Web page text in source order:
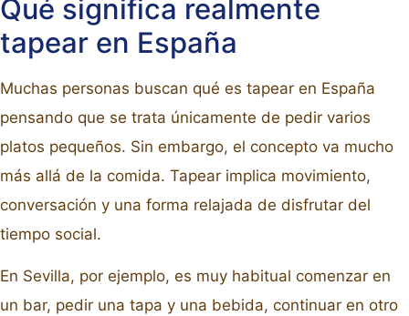
Qué significa realmente
tapear en España
Muchas personas buscan qué es tapear en España
pensando que se trata únicamente de pedir varios
platos pequeños. Sin embargo, el concepto va mucho
más allá de la comida. Tapear implica movimiento,
conversación y una forma relajada de disfrutar del
tiempo social.
En Sevilla, por ejemplo, es muy habitual comenzar en
un bar, pedir una tapa y una bebida, continuar en otro